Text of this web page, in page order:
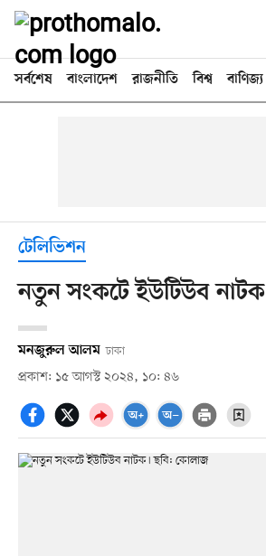
সর্বশেষ বাংলাদেশ রাজনীতি বিশ্ব বাণিজ্য
টেলিভিশন
নতুন সংকটে ইউটিউব নাটক
মনজুরুল আলম ঢাকা
প্রকাশ: ১৫ আগস্ট ২০২৪, ১০: ৪৬